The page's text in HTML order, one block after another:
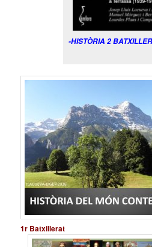
-HISTÒRIA 2
1r Batxillerat